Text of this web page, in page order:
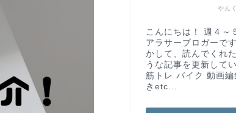
やん
こんにちは！ 週４～
アラサーブロガーで
かして、読んでくれ
うな記事を更新して
筋トレ バイク 動画
きetc...